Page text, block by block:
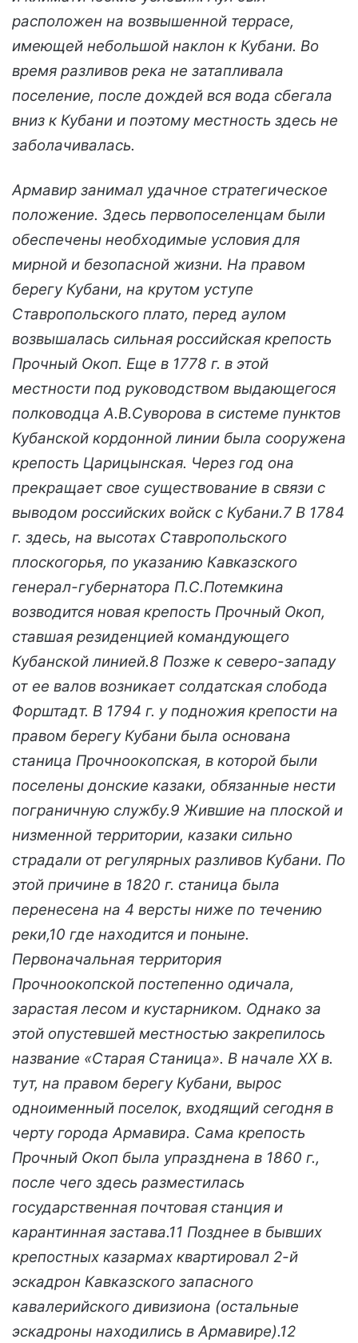
расположен на возвышенной террасе,
имеющей небольшой наклон к Кубани. Во
время разливов река не затапливала
поселение, после дождей вся вода сбегала
вниз к Кубани и поэтому местность здесь не
заболачивалась.
Армавир занимал удачное стратегическое
положение. Здесь первопоселенцам были
обеспечены необходимые условия для
мирной и безопасной жизни. На правом
берегу Кубани, на крутом уступе
Ставропольского плато, перед аулом
возвышалась сильная российская крепость
Прочный Окоп. Еще в 1778 г. в этой
местности под руководством выдающегося
полководца А.В.Суворова в системе пунктов
Кубанской кордонной линии была сооружена
крепость Царицынская. Через год она
прекращает свое существование в связи с
выводом российских войск с Кубани.7 В 1784
г. здесь, на высотах Ставропольского
плоскогорья, по указанию Кавказского
генерал-губернатора П.С.Потемкина
возводится новая крепость Прочный Окоп,
ставшая резиденцией командующего
Кубанской линией.8 Позже к северо-западу
от ее валов возникает солдатская слобода
Форштадт. В 1794 г. у подножия крепости на
правом берегу Кубани была основана
станица Прочноокопская, в которой были
поселены донские казаки, обязанные нести
пограничную службу.9 Жившие на плоской и
низменной территории, казаки сильно
страдали от регулярных разливов Кубани. По
этой причине в 1820 г. станица была
перенесена на 4 версты ниже по течению
реки,10 где находится и поныне.
Первоначальная территория
Прочноокопской постепенно одичала,
зарастая лесом и кустарником. Однако за
этой опустевшей местностью закрепилось
название «Старая Станица». В начале ХХ в.
тут, на правом берегу Кубани, вырос
одноименный поселок, входящий сегодня в
черту города Армавира. Сама крепость
Прочный Окоп была упразднена в 1860 г.,
после чего здесь разместилась
государственная почтовая станция и
карантинная застава.11 Позднее в бывших
крепостных казармах квартировал 2-й
эскадрон Кавказского запасного
кавалерийского дивизиона (остальные
эскадроны находились в Армавире).12